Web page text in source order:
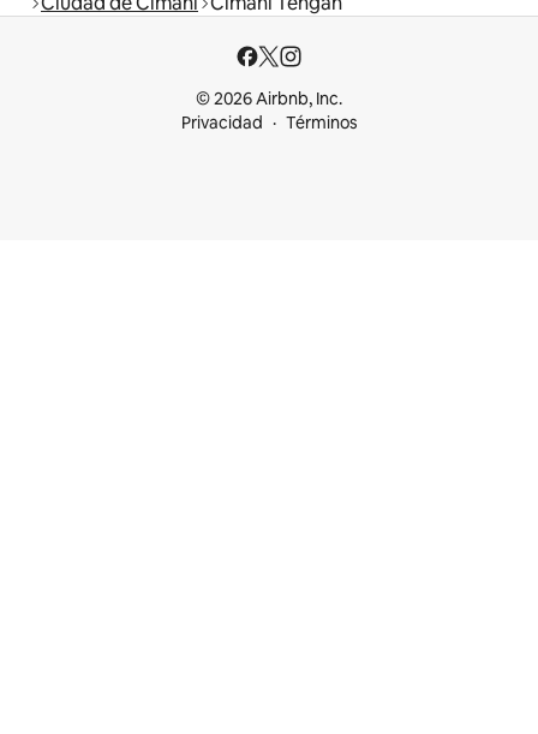
© 2026 Airbnb, Inc.
Privacidad
Términos